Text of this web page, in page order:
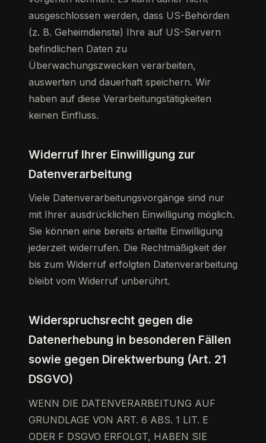
ausgeschlossen werden, dass US-Behörden
(z. B. Geheimdienste) Ihre auf US-Servern
befindlichen Daten zu
Überwachungszwecken verarbeiten,
auswerten und dauerhaft speichern. Wir
haben auf diese Verarbeitungstätigkeiten
keinen Einfluss.
Widerruf Ihrer Einwilligung zur
Datenverarbeitung
Viele Datenverarbeitungsvorgänge sind nur
mit Ihrer ausdrücklichen Einwilligung möglich.
Sie können eine bereits erteilte Einwilligung
jederzeit widerrufen. Die Rechtmäßigkeit der
bis zum Widerruf erfolgten Datenverarbeitung
bleibt vom Widerruf unberührt.
Widerspruchsrecht gegen die
Datenerhebung in besonderen Fällen
sowie gegen Direktwerbung (Art. 21
DSGVO)
WENN DIE DATENVERARBEITUNG AUF
GRUNDLAGE VON ART. 6 ABS. 1 LIT. E
ODER F DSGVO ERFOLGT, HABEN SIE